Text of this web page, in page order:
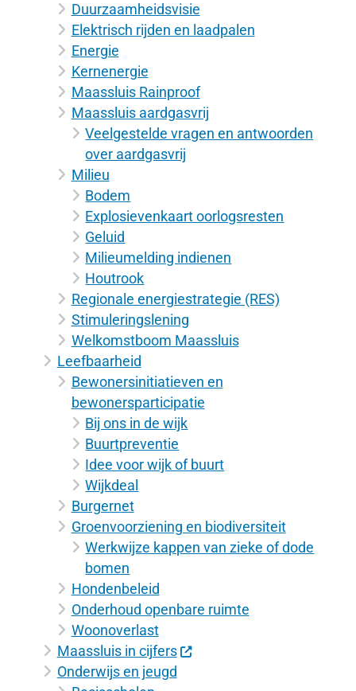
Duurzaamheidsvisie
Elektrisch rijden en laadpalen
Energie
Kernenergie
Maassluis Rainproof
Maassluis aardgasvrij
Veelgestelde vragen en antwoorden
over aardgasvrij
Milieu
Bodem
Explosievenkaart oorlogsresten
Geluid
Milieumelding indienen
Houtrook
Regionale energiestrategie (RES)
Stimuleringslening
Welkomstboom Maassluis
Leefbaarheid
Bewonersinitiatieven en
bewonersparticipatie
Bij ons in de wijk
Buurtpreventie
Idee voor wijk of buurt
Wijkdeal
Burgernet
Groenvoorziening en biodiversiteit
Werkwijze kappen van zieke of dode
bomen
Hondenbeleid
Onderhoud openbare ruimte
Woonoverlast
Maassluis in cijfers
Onderwijs en jeugd